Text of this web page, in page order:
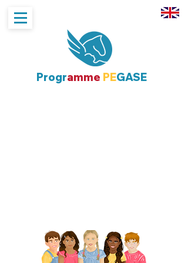
Programme PEGASE